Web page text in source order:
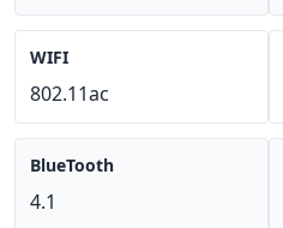
WIFI
802.11ac
BlueTooth
4.1